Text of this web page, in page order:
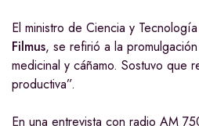
El ministro de Ciencia y
Filmus, se refirió a la
medicinal y cáñamo. Sostuvo que
productiva”.
En una entrevista con radio AM